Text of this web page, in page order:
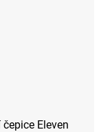
Eleven